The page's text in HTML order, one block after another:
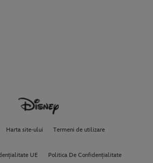
Harta site-ului Termeni de utilizare
UE Politica De Confidențialitate